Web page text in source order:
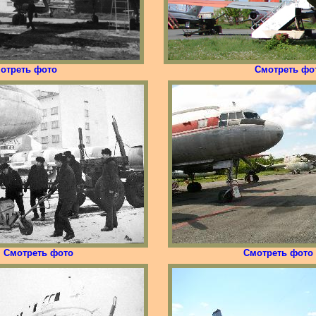
фото Смотреть
Смотреть фото Смотреть фото